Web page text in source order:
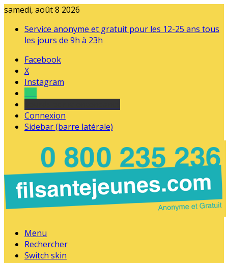
samedi, août 8 2026
Service anonyme et gratuit pour les 12-25 ans tous
les jours de 9h à 23h
Facebook
X
Instagram
Connexion
Sidebar (barre latérale)
Menu
Rechercher
Switch skin